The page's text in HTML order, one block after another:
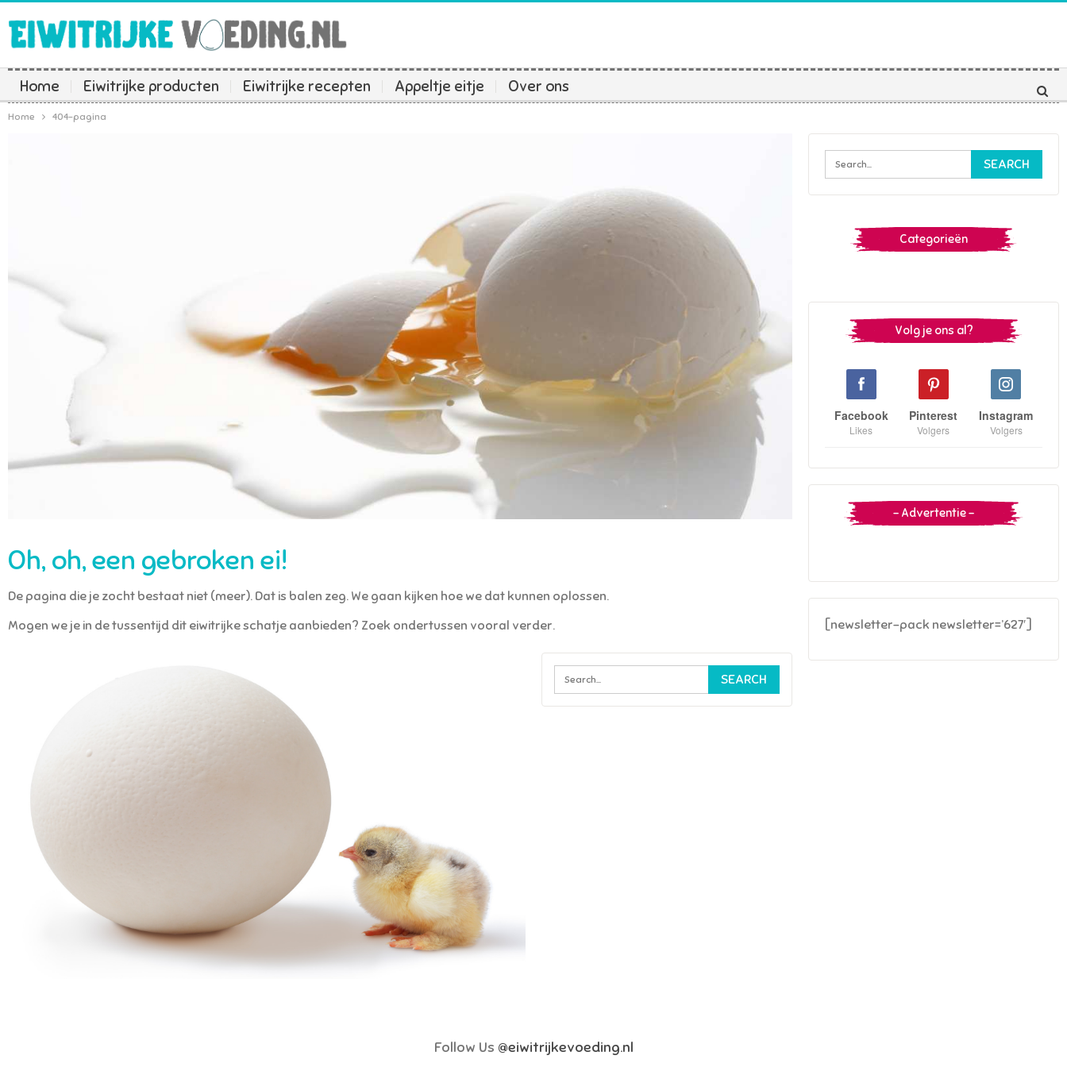
Home Eiwitrijke producten Eiwitrijke recepten Appeltje eitje Over ons
Home 404-pagina
Oh, oh, een gebroken ei!
De pagina die je zocht bestaat niet (meer). Dat is balen zeg. We gaan kijken hoe we dat kunnen oplossen.
Mogen we je in de tussentijd dit eiwitrijke schatje aanbieden? Zoek ondertussen vooral verder.
Categorieën
Volg je ons al?
Facebook
Likes
Pinterest
Volgers
Instagram
Volgers
– Advertentie –
[newsletter-pack newsletter=’627′]
Follow Us @eiwitrijkevoeding.nl